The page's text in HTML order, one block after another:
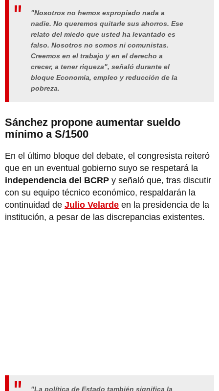
"Nosotros no hemos expropiado nada a
nadie. No queremos quitarle sus ahorros. Ese
relato del miedo que usted ha levantado es
falso. Nosotros no somos ni comunistas.
Creemos en el trabajo y en el derecho a
crecer, a tener riqueza", señaló durante el
bloque Economía, empleo y reducción de la
pobreza.
Sánchez propone aumentar sueldo
mínimo a S/1500
En el último bloque del debate, el congresista reiteró
que en un eventual gobierno suyo se respetará la
independencia del BCRP y señaló que, tras discutir
con su equipo técnico económico, respaldarán la
continuidad de Julio Velarde en la presidencia de la
institución, a pesar de las discrepancias existentes.
"La política de Estado también significa la